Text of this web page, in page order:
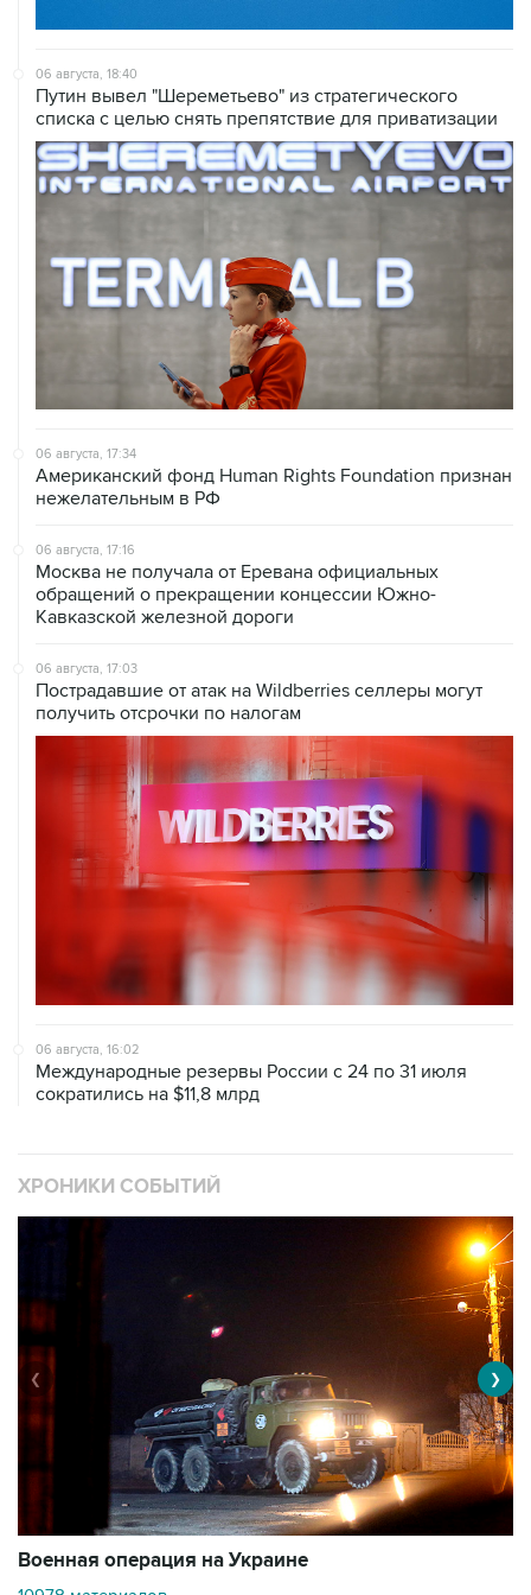
06 августа, 18:40
Путин вывел "Шереметьево" из стратегического
списка с целью снять препятствие для приватизации
06 августа, 17:34
Американский фонд Human Rights Foundation признан
нежелательным в РФ
06 августа, 17:16
Москва не получала от Еревана официальных
обращений о прекращении концессии Южно-
Кавказской железной дороги
06 августа, 17:03
Пострадавшие от атак на Wildberries селлеры могут
получить отсрочки по налогам
06 августа, 16:02
Международные резервы России с 24 по 31 июля
сократились на $11,8 млрд
ХРОНИКИ СОБЫТИЙ
Военная операция на Украине
❮ ❯